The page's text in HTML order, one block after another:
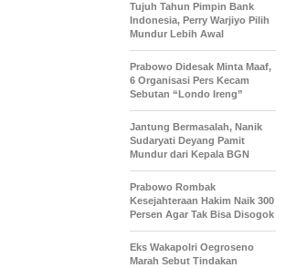
Tujuh Tahun Pimpin Bank
Indonesia, Perry Warjiyo Pilih
Mundur Lebih Awal
Prabowo Didesak Minta Maaf,
6 Organisasi Pers Kecam
Sebutan “Londo Ireng”
Jantung Bermasalah, Nanik
Sudaryati Deyang Pamit
Mundur dari Kepala BGN
Prabowo Rombak
Kesejahteraan Hakim Naik 300
Persen Agar Tak Bisa Disogok
Eks Wakapolri Oegroseno
Marah Sebut Tindakan